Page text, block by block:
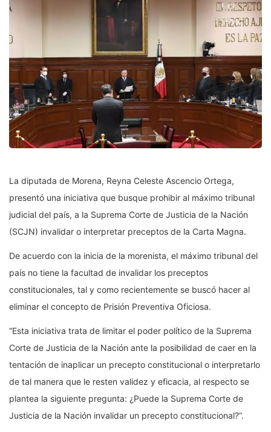
La diputada de Morena, Reyna Celeste Ascencio Ortega,
presentó una iniciativa que busque prohibir al máximo tribunal
judicial del país, a la Suprema Corte de Justicia de la Nación
(SCJN) invalidar o interpretar preceptos de la Carta Magna.
De acuerdo con la inicia de la morenista, el máximo tribunal del
país no tiene la facultad de invalidar los preceptos
constitucionales, tal y como recientemente se buscó hacer al
eliminar el concepto de Prisión Preventiva Oficiosa.
“Esta iniciativa trata de limitar el poder político de la Suprema
Corte de Justicia de la Nación ante la posibilidad de caer en la
tentación de inaplicar un precepto constitucional o interpretarlo
de tal manera que le resten validez y eficacia, al respecto se
plantea la siguiente pregunta: ¿Puede la Suprema Corte de
Justicia de la Nación invalidar un precepto constitucional?”.